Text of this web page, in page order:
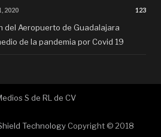
2020 123
del Aeropuerto de Guadalajara
de la pandemia por Covid 19
S de RL de CV
Technology Copyright © 2018